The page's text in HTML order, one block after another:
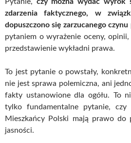
zdarzenia faktycznego, w
dopuszczono się zarzucanego czynu
pytaniem o wyrażenie oceny,
przedstawienie wykładni prawa.
To jest pytanie o powstały,
nie jest sprawa polemiczna, ani
fakty ustanowione dla ogółu. To
tylko fundamentalne pytanie, czy
Mieszkańcy Polski mają prawo
jasności.